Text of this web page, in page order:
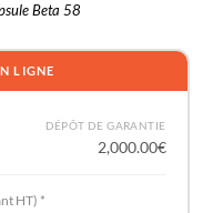
Beta 58
LIGNE
DÉPÔT DE GARANTIE
2,000.00€
HT) *